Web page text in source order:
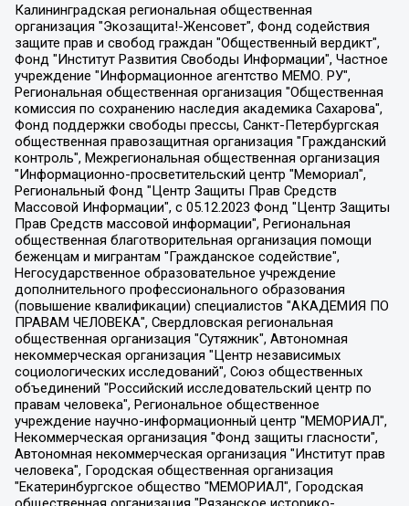
Калининградская региональная общественная организация "Экозащита!-Женсовет", Фонд содействия защите прав и свобод граждан "Общественный вердикт", Фонд "Институт Развития Свободы Информации", Частное учреждение "Информационное агентство МЕМО. РУ", Региональная общественная организация "Общественная комиссия по сохранению наследия академика Сахарова", Фонд поддержки свободы прессы, Санкт-Петербургская общественная правозащитная организация "Гражданский контроль", Межрегиональная общественная организация "Информационно-просветительский центр "Мемориал", Региональный Фонд "Центр Защиты Прав Средств Массовой Информации", с 05.12.2023 Фонд "Центр Защиты Прав Средств массовой информации", Региональная общественная благотворительная организация помощи беженцам и мигрантам "Гражданское содействие", Негосударственное образовательное учреждение дополнительного профессионального образования (повышение квалификации) специалистов "АКАДЕМИЯ ПО ПРАВАМ ЧЕЛОВЕКА", Свердловская региональная общественная организация "Сутяжник", Автономная некоммерческая организация "Центр независимых социологических исследований", Союз общественных объединений "Российский исследовательский центр по правам человека", Региональное общественное учреждение научно-информационный центр "МЕМОРИАЛ", Некоммерческая организация "Фонд защиты гласности", Автономная некоммерческая организация "Институт прав человека", Городская общественная организация "Екатеринбургское общество "МЕМОРИАЛ", Городская общественная организация "Рязанское историко-просветительское и правозащитное общество "Мемориал" (Рязанский Мемориал), Челябинский региональный орган общественной самодеятельности – женское общественное объединение "Женщины Евразии", Челябинский региональный орган общественной самодеятельности "Уральская правозащитная группа", Фонд содействия защите здоровья и социальной справедливости имени Андрея Рылькова, Автономная Некоммерческая Организация "Аналитический Центр Юрия Левады", Автономная некоммерческая организация социальной поддержки населения "Проект Апрель", Региональная общественная организация помощи женщинам и детям, находящимся в кризисной ситуации "Информационно-методический центр "Анна", Фонд содействия развитию массовых коммуникаций и правовому просвещению "Так-так-Так", Фонд содействия устойчивому развитию "Серебряная тайга", Свердловский региональный общественный фонд социальных проектов "Новое время", "Idel.Реалии", Кавказ.Реалии, Крым.Реалии, Телеканал Настоящее Время, Татаро-башкирская служба Радио Свобода (Azatliq Radiosi), Радио Свободная Европа/Радио Свобода (PCE/PC), "Сибирь.Реалии", "Фактограф", Благотворительный фонд помощи осужденным и их семьям, Автономная некоммерческая организация "Институт глобализации и социальных движений", Фонд "В защиту прав заключенных", Частное учреждение "Центр поддержки и содействия развитию средств массовой информации", Пензенский региональный общественный благотворительный фонд "Гражданский союз", "Север.Реалии", Некоммерческая организация Фонд "Правовая инициатива", Общество с ограниченной ответственностью "Радио Свободная Европа/Радио Свобода", Чешское информационное агентство "MEDIUM-ORIENT", Красноярская региональная общественная организация "Мы против СПИДа", Камалягин Денис Николаевич, Маркелов Сергей Евгеньевич, Пономарев Лев Александрович, Савицкая Людмила Алексеевна, Автономная некоммерческая организация "Центр по работе с проблемой насилия "НАСИЛИЮ.НЕТ", Межрегиональный профессиональный союз работников здравоохранения "Альянс врачей", Юридическое лицо, зарегистрированное в Латвийской Республике, SIA "Medusa Project" (регистрационный номер 40103797863, дата регистрации 10.06.2014), Некоммерческая организация "Фонд по борьбе с коррупцией", Автономная некоммерческая организация "Институт права и публичной политики", Баданин Роман Сергеевич, Гликин Максим Александрович, Железнова Мария Михайловна, Лукьянова Юлия Сергеевна, Маетная Елизавета Витальевна, Маняхин Петр Борисович, Чуракова Ольга Владимировна, Ярош Юлия Петровна, Юридическое лицо "The Insider SIA", зарегистрированное в Риге, Латвийская Республика (дата регистрации 26.06.2015), являющееся администратором доменного имени интернет-издания "The Insider SIA", https://theins.ru, Постернак Алексей Евгеньевич, Рубин Михаил Аркадьевич, Анин Роман Александрович, Юридическое лицо Istories fonds, зарегистрированное в Латвийской Республике (регистрационный номер 50008295751, дата регистрации 24.02.2020), Великовский Дмитрий Александрович, Долинина Ирина Николаевна, Мароховская Алеся Алексеевна, Шлейнов Роман Юрьевич, Шмагун Олеся Валентиновна, Общество с ограниченной ответственностью "Альтаир 2021", Общество с ограниченной ответственностью "Вега 2021", Общество с ограниченной ответственностью "Главный редактор 2021", Общество с ограниченной ответственностью "Ромашки монолит", Важенков Артем Валерьевич, Ивановская областная общественная организация "Центр гендерных исследований", Гурман Юрий Альбертович, Медиапроект "ОВД-Инфо", Егоров Владимир Владимирович, Жилинский Владимир Александрович, Общество с ограниченной ответственностью "ЗП", Иванова София Юрьевна, Карезина Инна Павловна, Кильтау Екатерина Викторовна, Петров Алексей Викторович, Пискунов Сергей Евгеньевич, Смирнов Сергей Сергеевич, Тихонов Михаил Сергеевич, Общество с ограниченной ответственностью "ЖУРНАЛИСТ-ИНОСТРАННЫЙ АГЕНТ", Арапова Галина Юрьевна, Вольтская Татьяна Анатольевна, Американская компания "Mason G.E.S. Anonymous Foundation" (США), являющаяся владельцем интернет-издания https://mnews.world/, Компания "Stichting Bellingcat", зарегистрированная в Нидерландах (дата регистрации 11.07.2018), Захаров Андрей Вячеславович, Клепиковская Екатерина Дмитриевна, Общество с ограниченной ответственностью "МЕМО", Перл Роман Александрович, Симонов Евгений Алексеевич, Соловьева Елена Анатольевна, Сотников Даниил Владимирович, Сурначева Елизавета Дмитриевна, Автономная некоммерческая организация по защите прав человека и информированию населения "Якутия – Наше Мнение", Общество с ограниченной ответственностью "Москоу диджитал медиа", с 26.01.2023 Общество с ограниченной ответственностью "Чайка Белые сады", Ветошкина Валерия Валерьевна, Заговора Максим Александрович, Межрегиональное общественное движение "Российская ЛГБТ - сеть", Оленичев Максим Владимирович, Павлов Иван Юрьевич, Скворцова Елена Сергеевна, Общество с ограниченной ответственностью "Как бы инагент", Кочетков Игорь Викторович, Общество с ограниченной ответственностью "Честные выборы", Еланчик Олег Александрович, Общество с ограниченной ответственностью "Нобелевский призыв", Гималова Регина Эмилевна, Григорьев Андрей Валерьевич, Григорьева Алина Александровна, Ассоциация по содействию защите прав призывников, альтернативнослужащих и военнослужащих "Правозащитная группа "Гражданин.Армия.Право", Хисамова Регина Фаритовна, Автономная некоммерческая организация по реализации социально-правовых программ "Лилит", Дальневосточное общественное движение "Маяк", Санкт-Петербургская ЛГБТ-инициативная группа "Выход", Инициативная группа ЛГБТ+ "Реверс", Алексеев Андрей Викторович, Бекбулатова Таисия Львовна, Беляев Иван Михайлович, Владыкина Елена Сергеевна, Гельман Марат Александрович, Никульшина Вероника Юрьевна, Толоконникова Надежда Андреевна, Шендерович Виктор Анатольевич, Общество с ограниченной ответственностью "Данное сообщение", Общество с ограниченной ответственностью Издательский дом "Новая глава", Айнбиндер Александра Александровна, Московский комьюнити-центр для ЛГБТ+инициатив, Благотворительный фонд развития филантропии, Deutsche Welle (Германия, Kurt-Schumacher-Strasse 3, 53113 Bonn), Борзунова Мария Михайловна, Воробьев Виктор Викторович, Голубева Анна Львовна, Константинова Алла Михайловна, Малкова Ирина Владимировна, Мурадов Мурад Абдулгалимович, Осетинская Елизавета Николаевна, Понасенков Евгений Николаевич, Ганапольский Матвей Юрьевич, Киселев Евгений Алексеевич, Борухович Ирина Григорьевна, Дремин Иван Тимофеевич, Дубровский Дмитрий Викторович, Красноярская региональная общественная организация поддержки и развития альтернативных образовательных технологий и межкультурных коммуникаций "ИНТЕРРА", Маяковская Екатерина Алексеевна, Фейгин Марк Захарович, Филимонов Андрей Викторович, Дзугкоева Регина Николаевна, Доброхотов Роман Александрович, Дудь Юрий Александрович, Елкин Сергей Владимирович, Кругликов Кирилл Игоревич, Сабунаева Мария Леонидовна, Семенов Алексей Владимирович, Шаинян Карен Багратович, Шульман Екатерина Михайловна, Асафьев Артур Валерьевич, Вахштайн Виктор Семенович, Венедиктов Алексей Алексеевич, Лушникова Екатерина Евгеньевна, Волков Леонид Михайлович, Невзоров Александр Глебович, Пархоменко Сергей Борисович, Сироткин Ярослав Николаевич, Кара-Мурза Владимир Владимирович, Баранова Наталья Владимировна, Гозман Леонид Яковлевич, Кагарлицкий Борис Юльевич, Климарев Михаил Валерьевич, Милов Владимир Станиславович, Автономная некоммерческая организация Краснодарский центр современного искусства "Типография", Моргенштерн Алишер Тагирович, Соболь Любовь Эдуардовна, Общество с ограниченной ответственностью "ЛИЗА НОРМ", Каспаров Гарри Кимович, Ходорковский Михаил Борисович, Общество с ограниченной ответственностью "Апрельские тезисы", Данилович Ирина Брониславовна, Кашин Олег Владимирович, Петров Николай Владимирович, Пивоваров Алексей Владимирович, Соколов Михаил Владимирович, Цветкова Юлия Владимировна, Чичваркин Евгений Александрович, Комитет против пыток/Команда против пыток, Общество с ограниченной ответственностью "Первый научный", Общество с ограниченной ответственностью "Вертолет и ко", Белоцерковская Вероника Борисовна, Кац Максим Евгеньевич, Лазарева Татьяна Юрьевна, Шаведдинов Руслан Табризович, Яшин Илья Валерьевич, Общество с ограниченной ответственностью "Иноагент ААВ", Алешковский Дмитрий Петрович, Альбац Евгения Марковна, Быков Дмитрий Львович, Галямина Юлия Евгеньевна, Лойко Сергей Леонидович, Мартынов Кирилл Константинович, Медведев Сергей Александрович, Крашенинников Федор Геннадиевич, Гордеева Катерина Вл